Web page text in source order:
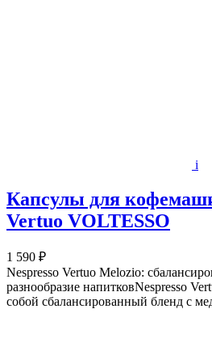
i
Капсулы для
Vertuo VOLTESSO
1 590 ₽
Nespresso Vertuo Melozio:
разнообразие напитковNespresso
собой сбалансированный бленд с